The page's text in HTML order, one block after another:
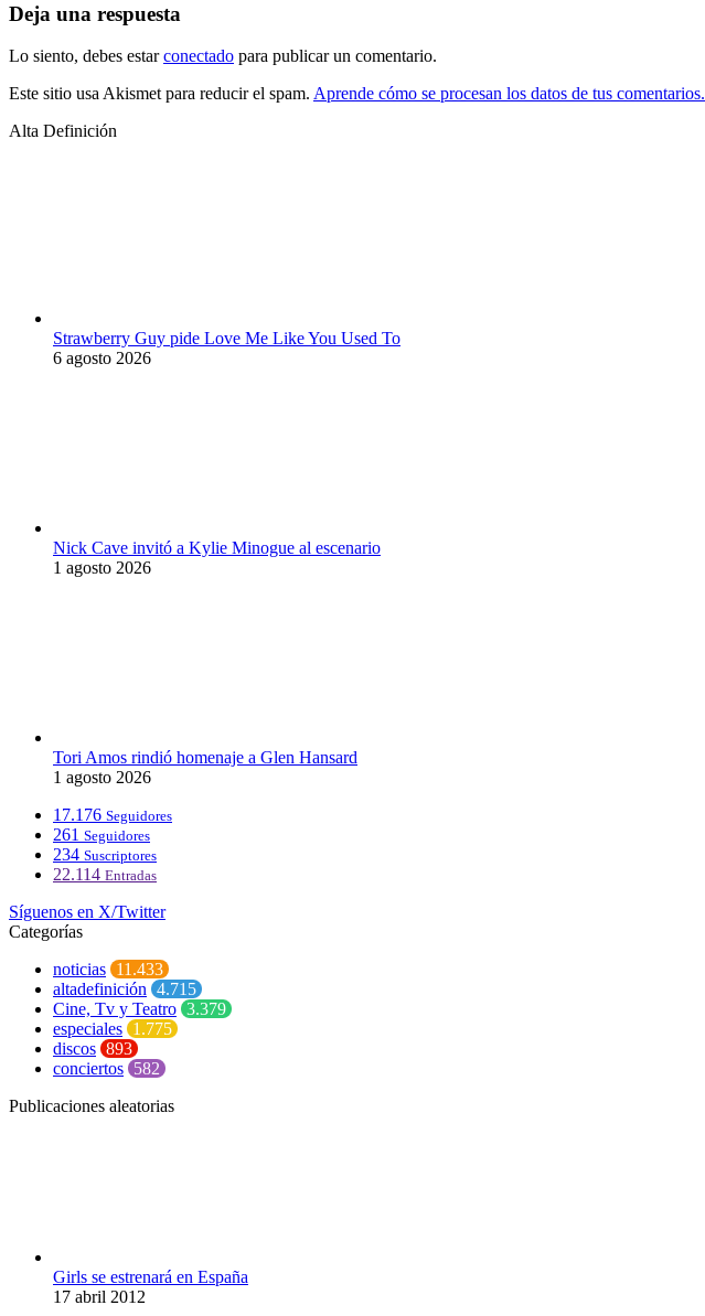
Deja una respuesta
Lo siento, debes estarconectado para publicar un comentario.
Este sitio usa Akismet para reducir el spam. Aprende cómo se procesan los datos de tus comentarios.
Alta Definición
Strawberry Guy pide Love Me Like You Used To
6 agosto 2026
Nick Cave invitó a Kylie Minogue al escenario
1 agosto 2026
Tori Amos rindió homenaje a Glen Hansard
1 agosto 2026
17.176 Seguidores
261 Seguidores
234 Suscriptores
22.114 Entradas
Síguenos en X/Twitter
Categorías
noticias 11.433
altadefinición 4.715
Cine, Tv y Teatro 3.379
especiales 1.775
discos 893
conciertos 582
Publicaciones aleatorias
Girls se estrenará en España
17 abril 2012